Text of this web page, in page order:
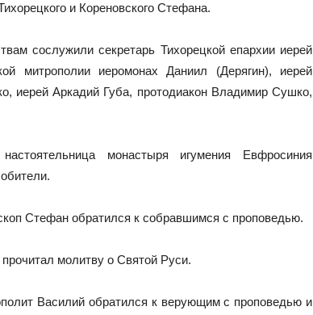
и Кореновского Стефана.
сослужили секретарь Тихорецкой епархии иерей
митрополии иеромонах Даниил (Дерягин), иерей
иерей Аркадий Губа, протодиакон Владимир Сушко,
монастыря игумения Евфросиния
Стефан обратился к собравшимся с проповедью.
молитву о Святой Руси.
Василий обратился к верующим с проповедью и